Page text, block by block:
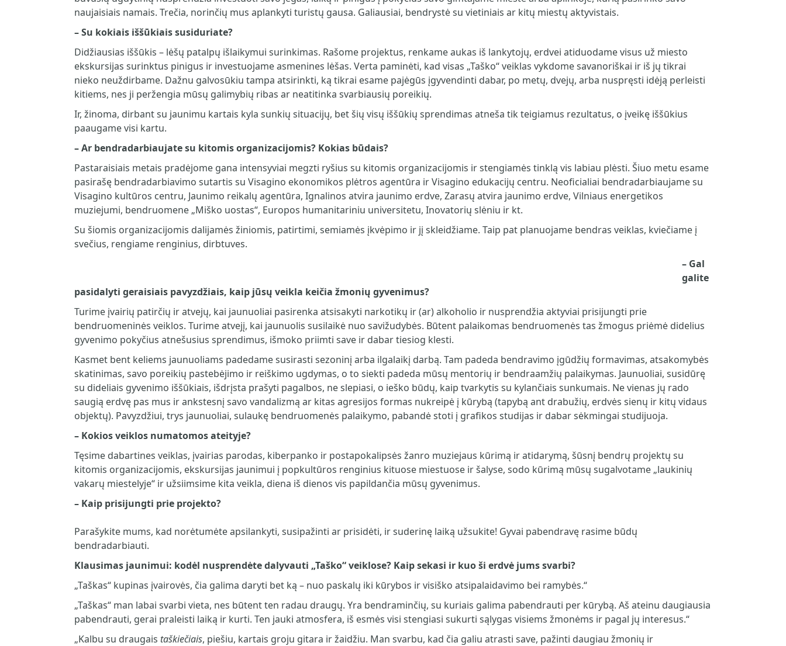
naujaisiais namais. Trečia, norinčių mus aplankyti turistų gausa. Galiausiai, bendrystė su vietiniais ar kitų miestų aktyvistais.
–Su kokiais iššūkiais susiduriate?
Didžiausias iššūkis – lėšų patalpų išlaikymui surinkimas. Rašome projektus, renkame aukas iš lankytojų, erdvei atiduodame visus už miesto
ekskursijas surinktus pinigus ir investuojame asmenines lėšas. Verta paminėti, kad visas „Taško“ veiklas vykdome savanoriškai ir iš jų tikrai
nieko neuždirbame. Dažnu galvosūkiu tampa atsirinkti, ką tikrai esame pajėgūs įgyvendinti dabar, po metų, dvejų, arba nuspręsti idėją perleisti
kitiems, nes ji peržengia mūsų galimybių ribas ar neatitinka svarbiausių poreikių.
Ir, žinoma, dirbant su jaunimu kartais kyla sunkių situacijų, bet šių visų iššūkių sprendimas atneša tik teigiamus rezultatus, o įveikę iššūkius
paaugame visi kartu.
–Ar bendradarbiaujate su kitomis organizacijomis? Kokias būdais?
Pastaraisiais metais pradėjome gana intensyviai megzti ryšius su kitomis organizacijomis ir stengiamės tinklą vis labiau plėsti. Šiuo metu esame
pasirašę bendradarbiavimo sutartis su Visagino ekonomikos plėtros agentūra ir Visagino edukacijų centru. Neoficialiai bendradarbiaujame su
Visagino kultūros centru, Jaunimo reikalų agentūra, Ignalinos atvira jaunimo erdve, Zarasų atvira jaunimo erdve, Vilniaus energetikos
muziejumi, bendruomene „Miško uostas“, Europos humanitariniu universitetu, Inovatorių slėniu ir kt.
Su šiomis organizacijomis dalijamės žiniomis, patirtimi, semiamės įkvėpimo ir jį skleidžiame. Taip pat planuojame bendras veiklas, kviečiame į
svečius, rengiame renginius, dirbtuves.
– Gal
galite
pasidalyti geraisiais pavyzdžiais, kaip jūsų veikla keičia žmonių gyvenimus?
Turime įvairių patirčių ir atvejų, kai jaunuoliai pasirenka atsisakyti narkotikų ir (ar) alkoholio ir nusprendžia aktyviai prisijungti prie
bendruomeninės veiklos. Turime atvejį, kai jaunuolis susilaikė nuo savižudybės. Būtent palaikomas bendruomenės tas žmogus priėmė didelius
gyvenimo pokyčius atnešusius sprendimus, išmoko priimti save ir dabar tiesiog klesti.
Kasmet bent keliems jaunuoliams padedame susirasti sezoninį arba ilgalaikį darbą. Tam padeda bendravimo įgūdžių formavimas, atsakomybės
skatinimas, savo poreikių pastebėjimo ir reiškimo ugdymas, o to siekti padeda mūsų mentorių ir bendraamžių palaikymas. Jaunuoliai, susidūrę
su dideliais gyvenimo iššūkiais, išdrįsta prašyti pagalbos, ne slepiasi, o ieško būdų, kaip tvarkytis su kylančiais sunkumais. Ne vienas jų rado
saugią erdvę pas mus ir ankstesnį savo vandalizmą ar kitas agresijos formas nukreipė į kūrybą (tapybą ant drabužių, erdvės sienų ir kitų vidaus
objektų). Pavyzdžiui, trys jaunuoliai, sulaukę bendruomenės palaikymo, pabandė stoti į grafikos studijas ir dabar sėkmingai studijuoja.
– Kokios veiklos numatomos ateityje?
Tęsime dabartines veiklas, įvairias parodas, kiberpanko ir postapokalipsės žanro muziejaus kūrimą ir atidarymą, šūsnį bendrų projektų su
kitomis organizacijomis, ekskursijas jaunimui į popkultūros renginius kituose miestuose ir šalyse, sodo kūrimą mūsų sugalvotame „laukinių
vakarų miestelyje“ ir užsiimsime kita veikla, diena iš dienos vis papildančia mūsų gyvenimus.
– Kaip prisijungti prie projekto?
Parašykite mums, kad norėtumėte apsilankyti, susipažinti ar prisidėti, ir suderinę laiką užsukite! Gyvai pabendravę rasime būdų
bendradarbiauti.
Klausimas jaunimui: kodėl nusprendėte dalyvauti „Taško“veiklose? Kaip sekasi ir kuo ši erdvė jums svarbi?
„Taškas“ kupinas įvairovės, čia galima daryti bet ką – nuo paskalų iki kūrybos ir visiško atsipalaidavimo bei ramybės.“
„Taškas“ man labai svarbi vieta, nes būtent ten radau draugų. Yra bendraminčių, su kuriais galima pabendrauti per kūrybą. Aš ateinu daugiausia
pabendrauti, gerai praleisti laiką ir kurti. Ten jauki atmosfera, iš esmės visi stengiasi sukurti sąlygas visiems žmonėms ir pagal jų interesus.“
„Kalbu su draugais taškiečiais, piešiu, kartais groju gitara ir žaidžiu. Man svarbu, kad čia galiu atrasti save, pažinti daugiau žmonių ir